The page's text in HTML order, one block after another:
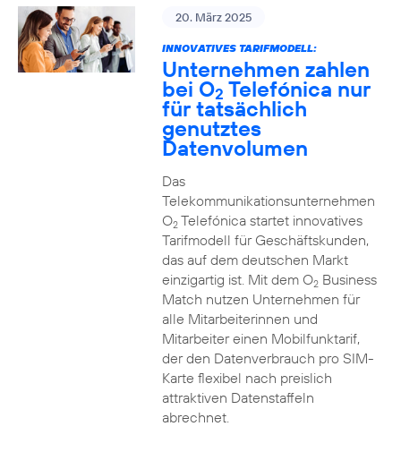
20. März 2025
INNOVATIVES TARIFMODELL:
Unternehmen zahlen
bei O2 Telefónica nur
für tatsächlich
genutztes
Datenvolumen
Das
Telekommunikationsunternehmen
O2Telefónica startet innovatives
Tarifmodell für Geschäftskunden,
das auf dem deutschen Markt
einzigartig ist. Mit dem O2Business
Match nutzen Unternehmen für
alle Mitarbeiterinnen und
Mitarbeiter einen Mobilfunktarif,
der den Datenverbrauch pro SIM-
Karte flexibel nach preislich
attraktiven Datenstaffeln
abrechnet.